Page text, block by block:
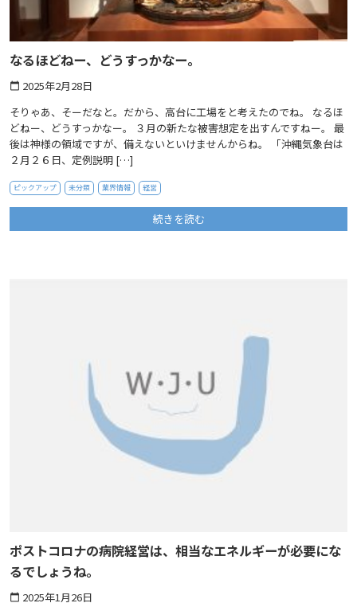
なるほどねー、どうすっかなー。
calendar_today 2025年2月28日
そりゃあ、そーだなと。だから、高台に工場をと考えたのでね。 なるほ
どねー、どうすっかなー。 ３月の新たな被害想定を出すんですねー。 最
後は神様の領域ですが、備えないといけませんからね。 「沖縄気象台は
２月２６日、定例説明 […]
ピックアップ 未分類 業界情報 経営
続きを読む
ポストコロナの病院経営は、相当なエネルギーが必要にな
るでしょうね。
calendar_today 2025年1月26日